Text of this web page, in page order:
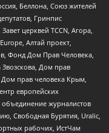
Беллона, Союз жителей
Гринпис
церквей TCCN, Агора,
Алтай проект,
Фонд Дом Прав Человека,
Дом прав
прав человека Крым,
европейских
журналистов
Свободная Бурятия, Uralic,
рабочих, ИстЧам